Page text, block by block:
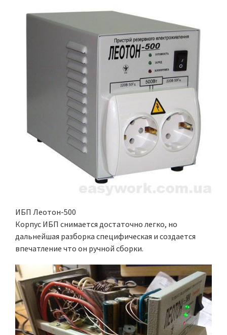
ИБП Леотон-500
Корпус ИБП снимается достаточно легко, но
дальнейшая разборка специфическая и создается
впечатление что он ручной сборки.